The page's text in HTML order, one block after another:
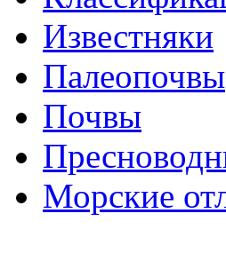
Известняки
Палеопочвы
Почвы
Морские